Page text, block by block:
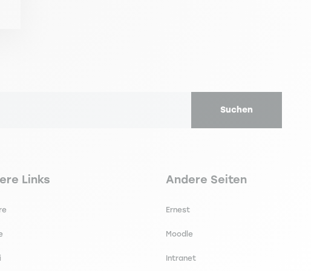
Suchen
secondaire footer
Links Navigation tertiaire footer
Andere Seiten
Ernest
Moodle
Intranet